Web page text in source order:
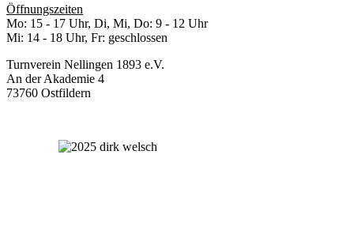
Öffnungszeiten
Mo: 15 - 17 Uhr, Di, Mi, Do: 9 - 12 Uhr
Mi: 14 - 18 Uhr, Fr: geschlossen
Turnverein Nellingen 1893 e.V.
An der Akademie 4
73760 Ostfildern